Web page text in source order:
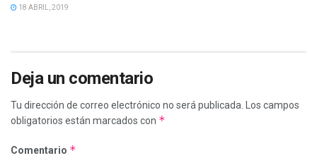
18 ABRIL, 2019
Deja un comentario
Tu dirección de correo electrónico no será publicada. Los campos
obligatorios están marcados con *
Comentario *